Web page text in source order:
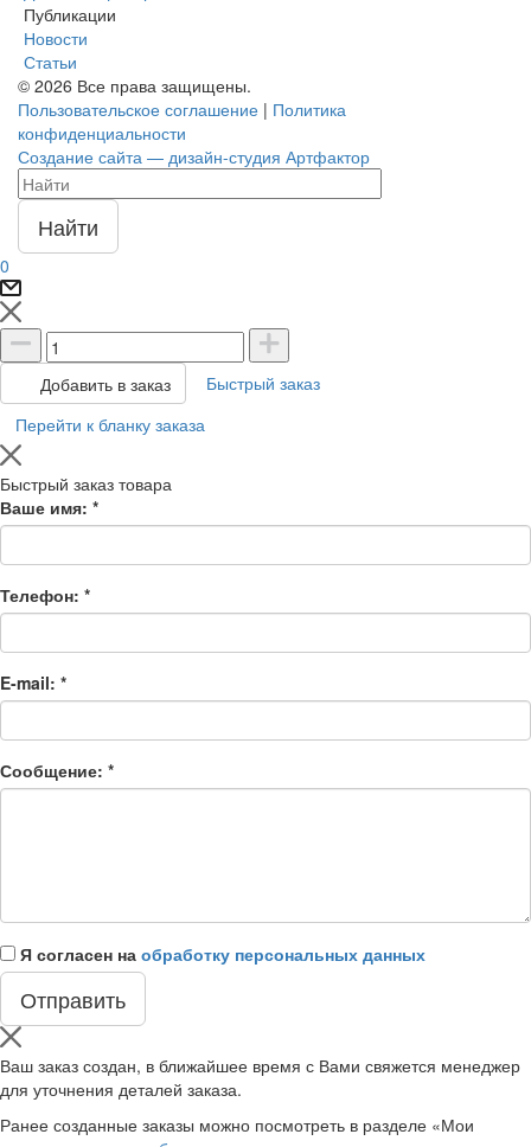
Публикации
Новости
Статьи
© 2026 Все права защищены.
Пользовательское соглашение | Политика
конфиденциальности
Создание сайта — дизайн-студия Артфактор
Найти
0
Добавить в заказ
Быстрый заказ
Перейти к бланку заказа
Быстрый заказ товара
Ваше имя: *
Телефон: *
E-mail: *
Сообщение: *
Я согласен на обработку персональных данных
Ваш заказ создан, в ближайшее время с Вами свяжется менеджер
для уточнения деталей заказа.
Ранее созданные заказы можно посмотреть в разделе «Мои